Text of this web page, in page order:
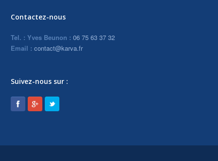
Contactez-nous
Tel. : Yves Beunon : 06 75 63 37 32
Email :contact@karva.fr
Suivez-nous sur :